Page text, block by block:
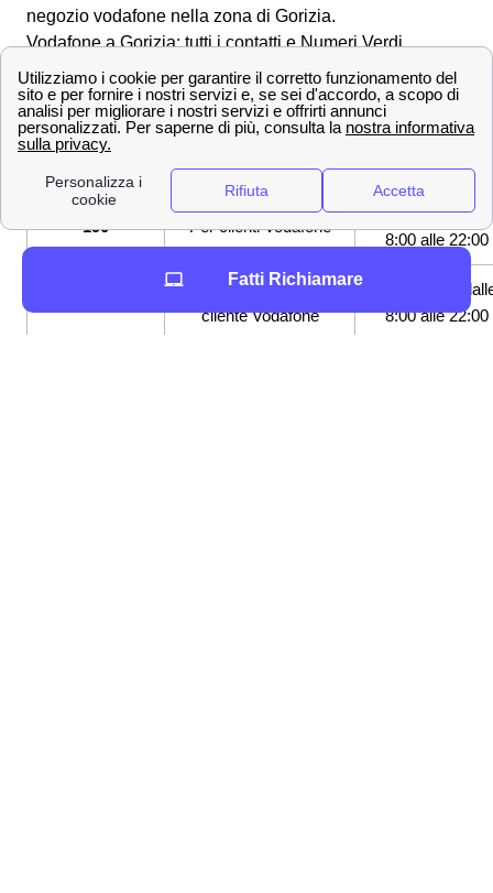
negozio vodafone nella zona di Gorizia.
Vodafone a Gorizia: tutti i contatti e Numeri Verdi
Gli abitanti di Gorizia possono chiamare un operatore
Vodafone, virtuale o reale, attraverso i seguenti Numeri
Verdi.
NUMERO VERDE
CHIAMARE
190 Per clienti Vodafone
Tutti i giorni
8:00 alle 22:00
Per fisso o chi non è
cliente Vodafone
Tutti i giorni
8:00 alle 22:00
Fatti Richiamare